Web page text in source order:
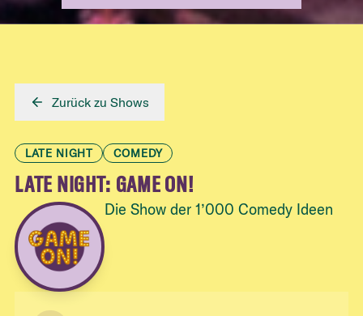
Zurück zu Shows
LATE NIGHT COMEDY
LATE NIGHT: GAME ON!
Die Show der 1’000 Comedy Ideen